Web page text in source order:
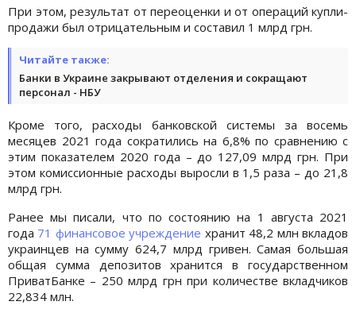
При этом, результат от переоценки и от операций купли-
продажи был отрицательным и составил 1 млрд грн.
Читайте также:
Банки в Украине закрывают отделения и сокращают
персонал - НБУ
Кроме того, расходы банковской системы за восемь
месяцев 2021 года сократились на 6,8% по сравнению с
этим показателем 2020 года – до 127,09 млрд грн. При
этом комиссионные расходы выросли в 1,5 раза – до 21,8
млрд грн.
Ранее мы писали, что по состоянию на 1 августа 2021
года 71 финансовое учреждение хранит 48,2 млн вкладов
украинцев на сумму 624,7 млрд гривен. Самая большая
общая сумма депозитов хранится в государственном
ПриватБанке – 250 млрд грн при количестве вкладчиков
22,834 млн.